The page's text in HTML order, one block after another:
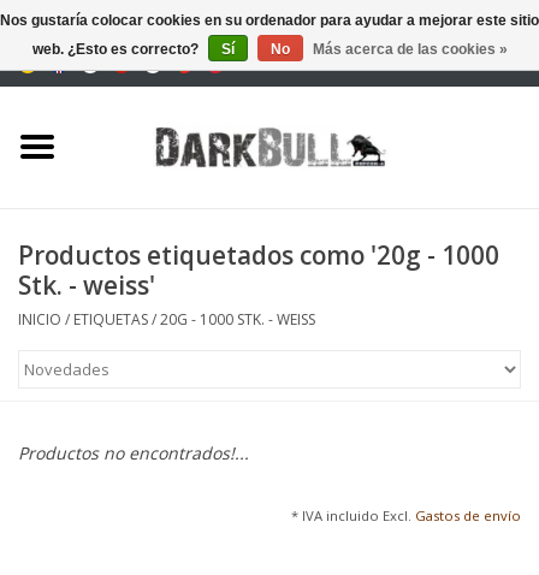
de tiro
equipo táctico
Productos etiquetados como '20g - 1000
Stk. - weiss'
INICIO / ETIQUETAS/20G - 1000 STK. - WEISS
Productos no encontrados!...
* IVA incluido Excl. Gastos de envío
Nos gustaría colocar cookies en su ordenador para ayudar a mejorar este sitio
web. ¿Esto es correcto?
Sí No Más acerca de las cookies »